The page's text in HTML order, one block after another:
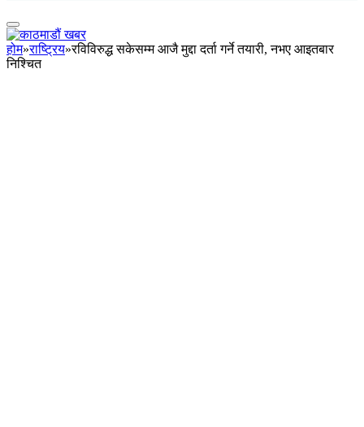
होम»राष्ट्रिय»रविविरुद्ध सकेसम्म आजै मुद्दा दर्ता गर्ने तयारी, नभए आइतबार
निश्चित